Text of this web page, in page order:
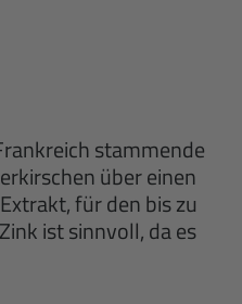
stammende
über einen
für den bis zu
ist sinnvoll, da es